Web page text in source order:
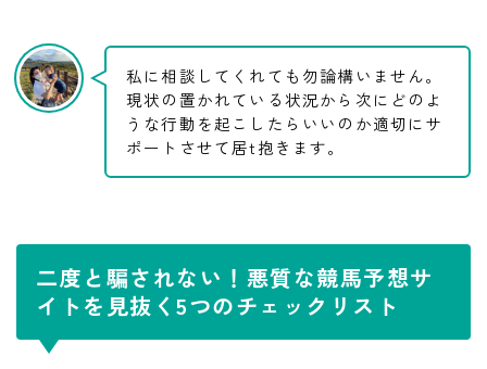
私に相談してくれても勿論構いません。
現状の置かれている状況から次にどのよ
うな行動を起こしたらいいのか適切にサ
ポートさせて居t抱きます。
二度と騙されない！悪質な競馬予想サ
イトを見抜く5つのチェックリスト